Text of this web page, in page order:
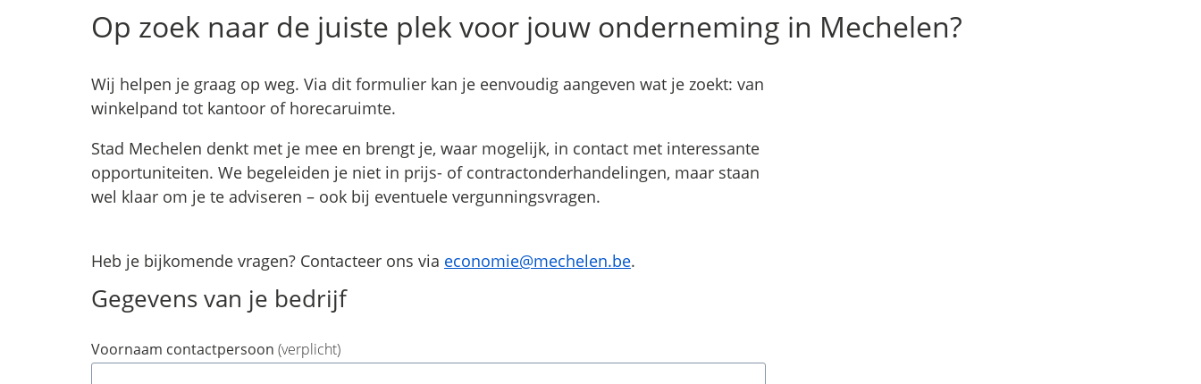
Op zoek naar de juiste plek voor jouw onderneming in Mechelen?
Wij helpen je graag op weg. Via dit formulier kan je eenvoudig aangeven wat je zoekt: van
winkelpand tot kantoor of horecaruimte.
Stad Mechelen denkt met je mee en brengt je, waar mogelijk, in contact met interessante
opportuniteiten. We begeleiden je niet in prijs- of contractonderhandelingen, maar staan
wel klaar om je te adviseren – ook bij eventuele vergunningsvragen.
Heb je bijkomende vragen? Contacteer ons via economie@mechelen.be.
Gegevens van je bedrijf
Voornaam contactpersoon (verplicht)